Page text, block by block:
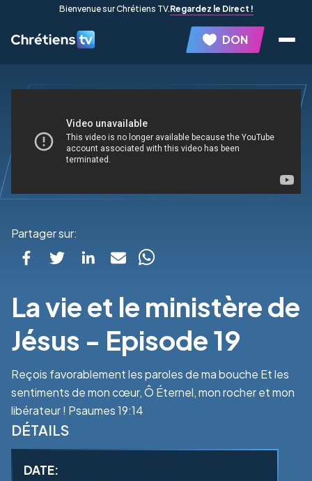
Bienvenue sur Chrétiens TV.Regardez le Direct !
DON
Partager sur:
La vie et le ministère de
Jésus - Episode 19
Reçois favorablement les paroles de ma bouche Et les
sentiments de mon cœur, Ô Éternel, mon rocher et mon
libérateur ! Psaumes 19:14
DÉTAILS
DATE: